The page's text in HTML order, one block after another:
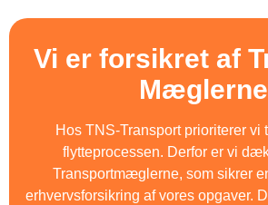
Vi er forsikret af
Mæglerne
Hos TNS-Transportprioriterer vi
flytteprocessen. Derfor er vi
Transportmæglerne, som sikrer
erhvervsforsikring af vores opgaver.